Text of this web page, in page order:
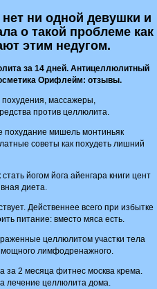
ни одной девушки и
о такой проблеме как
этим недугом.
за 14 дней. Антицеллюлитный
Орифлейм: отзывы.
массажеры,
против целлюлита.
мишель монтиньяк
советы как похудеть лишний
йогом йога айенгара книги цент
диета.
Действеннее всего при избытке
питание: вместо мяса есть.
целлюлитом участки тела
мощного лимфодренажного.
за 2 месяца фитнес москва крема.
лечение целлюлита дома.